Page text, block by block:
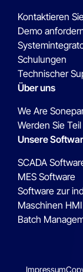
Kontaktieren
Demo
Schulungen
Technischer
Über uns
We Are
Werden Sie
Unsere
SCADA
MES Software
Software zur
Maschinen HMI
Batch
Impressum